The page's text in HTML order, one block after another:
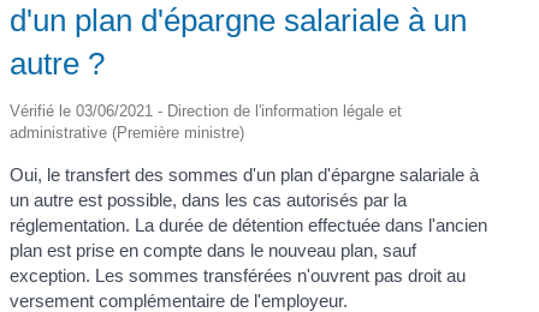
d'un plan d'épargne salariale à un
autre ?
Vérifié le 03/06/2021 - Direction de l'information légale et
administrative (Première ministre)
Oui, le transfert des sommes d'un plan d'épargne salariale à
un autre est possible, dans les cas autorisés par la
réglementation. La durée de détention effectuée dans l'ancien
plan est prise en compte dans le nouveau plan, sauf
exception. Les sommes transférées n'ouvrent pas droit au
versement complémentaire de l'employeur.